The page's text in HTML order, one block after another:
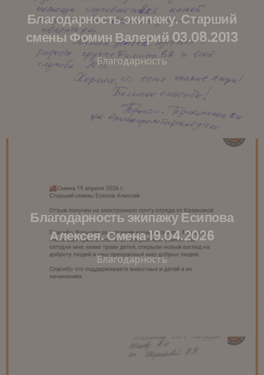
Благодарность экипажу. Старший
смены Фомин Валерий 03.08.2013
Благодарность
Благодарность экипажу Есипова
Алексея. Смена 19.04.2026
Благодарность